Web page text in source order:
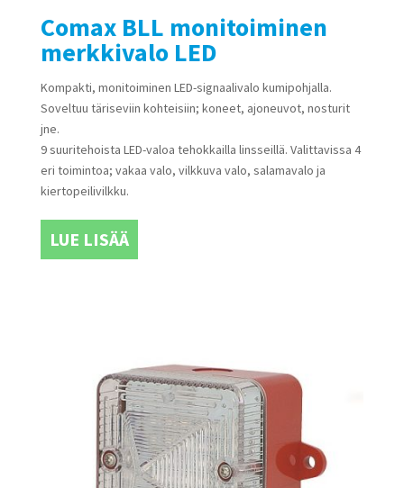
Comax BLL monitoiminen
merkkivalo LED
Kompakti, monitoiminen LED-signaalivalo kumipohjalla.
Soveltuu täriseviin kohteisiin; koneet, ajoneuvot, nosturit
jne.
9 suuritehoista LED-valoa tehokkailla linsseillä. Valittavissa 4
eri toimintoa; vakaa valo, vilkkuva valo, salamavalo ja
kiertopeilivilkku.
LUE LISÄÄ